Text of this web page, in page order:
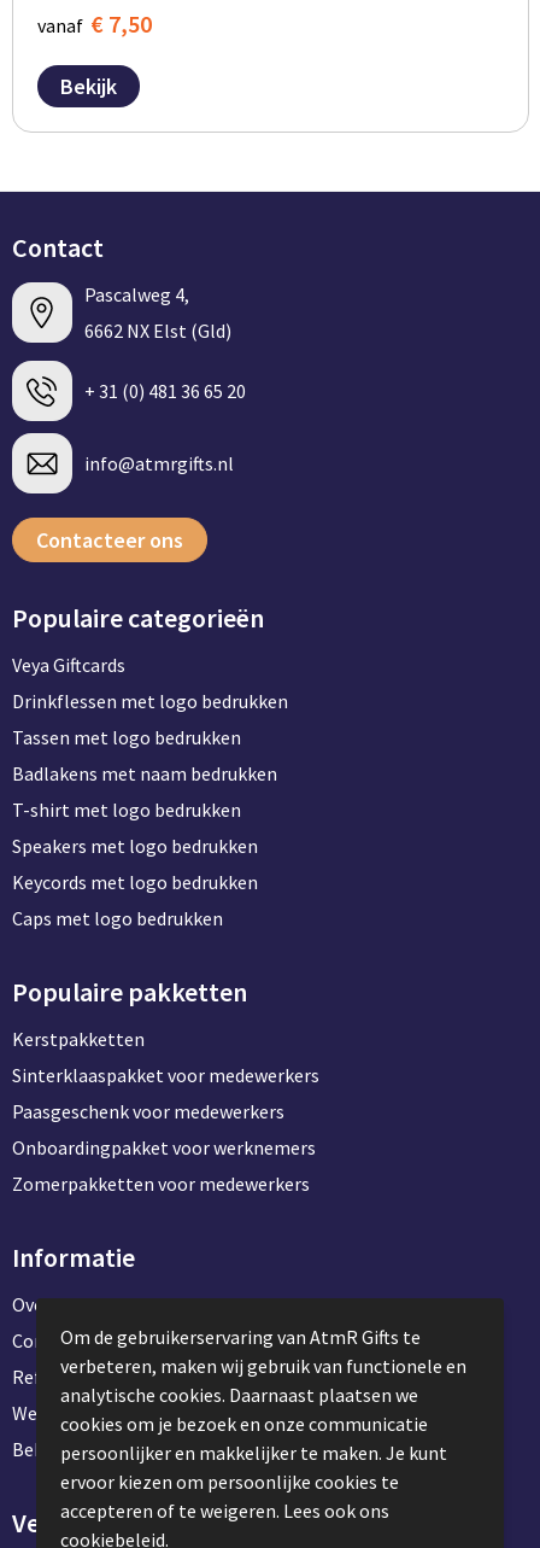
vanaf € 7,50
Bekijk
Contact
Pascalweg 4,
6662 NX Elst (Gld)
+ 31 (0) 481 36 65 20
info@atmrgifts.nl
Contacteer ons
Populaire categorieën
Veya Giftcards
Drinkflessen met logo bedrukken
Tassen met logo bedrukken
Badlakens met naam bedrukken
T-shirt met logo bedrukken
Speakers met logo bedrukken
Keycords met logo bedrukken
Caps met logo bedrukken
Populaire pakketten
Kerstpakketten
Sinterklaaspakket voor medewerkers
Paasgeschenk voor medewerkers
Onboardingpakket voor werknemers
Zomerpakketten voor medewerkers
Informatie
Over ons
Contact en klantenservice
Referentie projecten
Werken & stage bij AtmR Gifts
Bekijk kantoorbenodigdheden
Veilig winkelen
Om de gebruikerservaring van AtmR Gifts te
verbeteren, maken wij gebruik van functionele en
analytische cookies. Daarnaast plaatsen we
cookies om je bezoek en onze communicatie
persoonlijker en makkelijker te maken. Je kunt
ervoor kiezen om persoonlijke cookies te
accepteren of te weigeren. Lees ook ons
cookiebeleid.